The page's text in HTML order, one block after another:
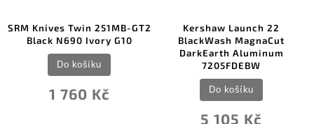
Knives Twin 251MB-GT2
Black N690 Ivory G10
1 760 Kč
Do košíku
Kershaw Launch 22
BlackWash MagnaCut
DarkEarth Aluminum
7205FDEBW
5 105 Kč
Do košíku